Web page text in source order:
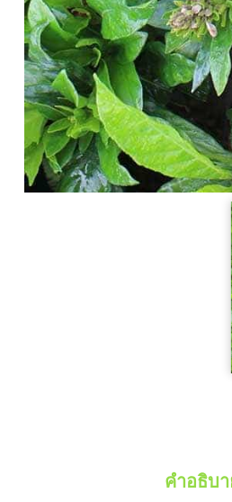
คำอธิบา